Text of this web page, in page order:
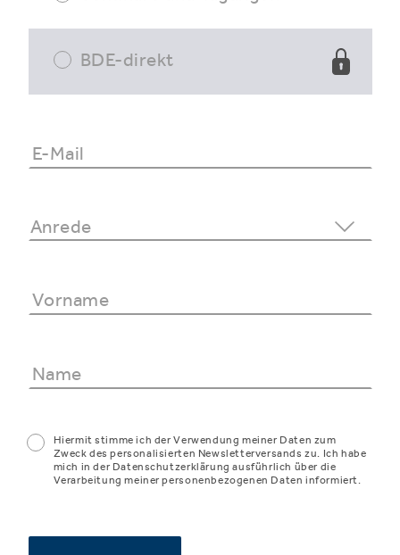
BDE-direkt
Hiermit stimme ich der Verwendung meiner Daten zum
Zweck des personalisierten Newsletterversands zu. Ich habe
mich in der Datenschutzerklärung ausführlich über die
Verarbeitung meiner personenbezogenen Daten informiert.